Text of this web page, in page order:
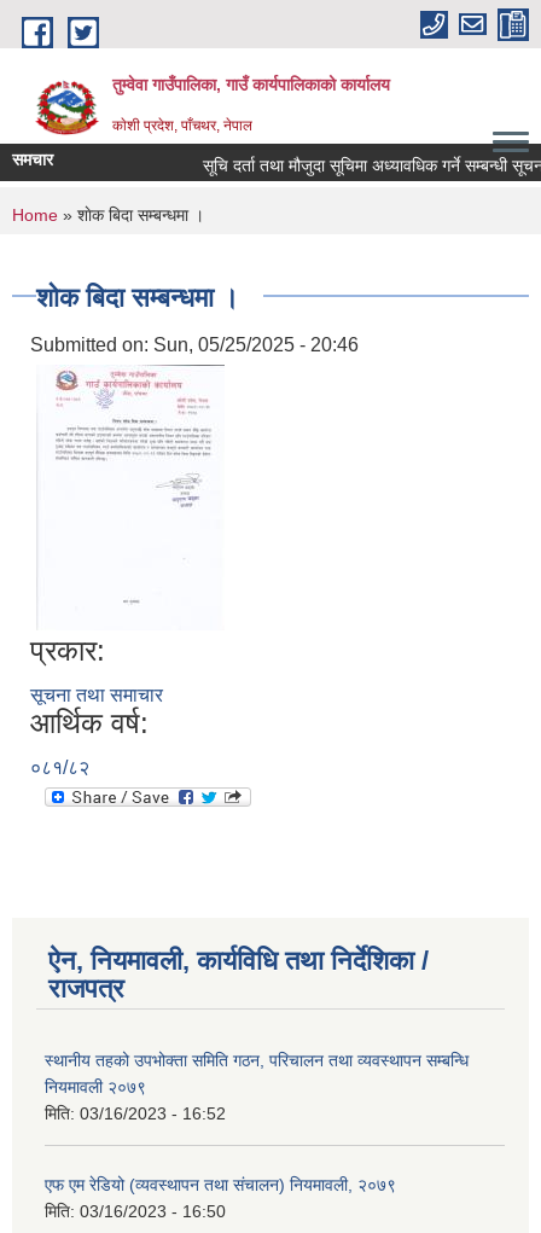
Skip to main content
तुम्वेवा गाउँपालिका, गाउँ कार्यपालिकाको कार्यालय
काेशी प्रदेश, पाँचथर, नेपाल
समचार सूचि दर्ता तथा मौजुदा सूचिमा अध्यावधिक गर्ने सम्बन्धी सूचना
You are here
Home » शाेक बिदा सम्बन्धमा ।
शाेक बिदा सम्बन्धमा ।
Submitted on: Sun, 05/25/2025 - 20:46
प्रकार:
सूचना तथा समाचार
आर्थिक वर्ष:
०८१/८२
ऐन, नियमावली, कार्यविधि तथा निर्देशिका /
राजपत्र
स्थानीय तहको उपभोक्ता समिति गठन, परिचालन तथा व्यवस्थापन सम्बन्धि
नियमावली २०७९
मिति: 03/16/2023 - 16:52
एफ एम रेडियो (व्यवस्थापन तथा संचालन) नियमावली, २०७९
मिति: 03/16/2023 - 16:50